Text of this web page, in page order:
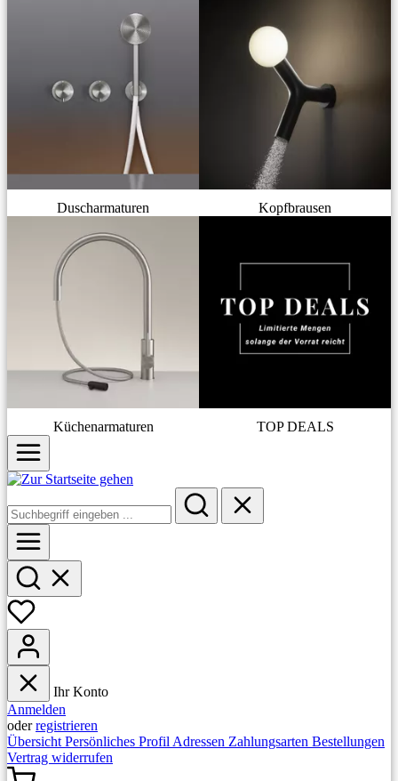
Duscharmaturen Kopfbrausen
Küchenarmaturen TOP DEALS
Ihr Konto
Anmelden
oderregistrieren
Übersicht Persönliches Profil Adressen Zahlungsarten Bestellungen
Vertrag widerrufen